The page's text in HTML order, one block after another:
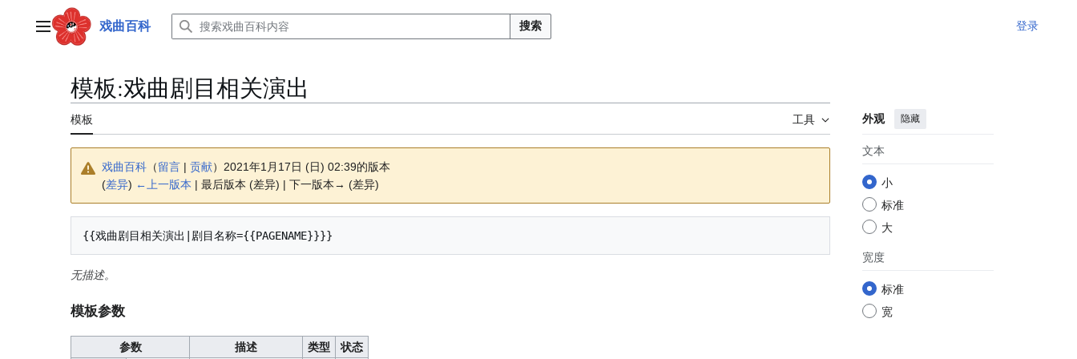
主菜单 戏曲百科 搜索 登录
模板:戏曲剧目相关演出
模板 工具 外观 隐藏
文本
小
标准
大
宽度
标准
宽
戏曲百科 （留言 | 贡献） 2021年1月17日 (日) 02:39的版本
(差异) ←上一版本 | 最后版本 (差异) | 下一版本→ (差异)
{{戏曲剧目相关演出|剧目名称={{PAGENAME}}}}
无描述。
模板参数
参数 描述 类型 状态